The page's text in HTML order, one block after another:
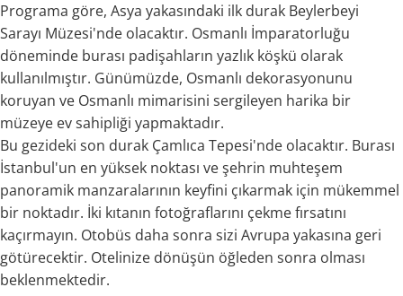
Programa göre, Asya yakasındaki ilk durak Beylerbeyi
Sarayı Müzesi'nde olacaktır. Osmanlı İmparatorluğu
döneminde burası padişahların yazlık köşkü olarak
kullanılmıştır. Günümüzde, Osmanlı dekorasyonunu
koruyan ve Osmanlı mimarisini sergileyen harika bir
müzeye ev sahipliği yapmaktadır.
Bu gezideki son durak Çamlıca Tepesi'nde olacaktır. Burası
İstanbul'un en yüksek noktası ve şehrin muhteşem
panoramik manzaralarının keyfini çıkarmak için mükemmel
bir noktadır. İki kıtanın fotoğraflarını çekme fırsatını
kaçırmayın. Otobüs daha sonra sizi Avrupa yakasına geri
götürecektir. Otelinize dönüşün öğleden sonra olması
beklenmektedir.